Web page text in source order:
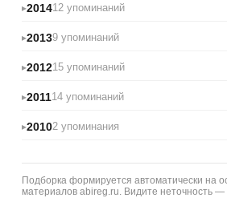
201412 упоминаний
20139 упоминаний
201215 упоминаний
201114 упоминаний
20102 упоминания
Подборка формируется автоматически на
материалов abireg.ru. Видите неточность —